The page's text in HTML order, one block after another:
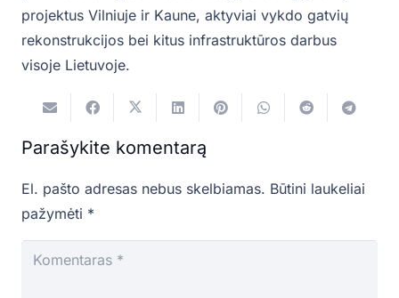
projektus Vilniuje ir Kaune, aktyviai vykdo gatvių
rekonstrukcijos bei kitus infrastruktūros darbus
visoje Lietuvoje.
Parašykite komentarą
El. pašto adresas nebus skelbiamas. Būtini laukeliai
pažymėti *